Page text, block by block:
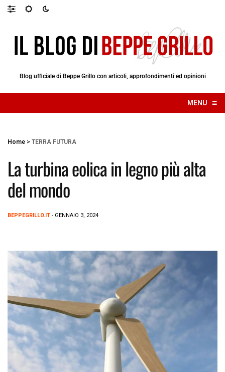
Blog ufficiale di Beppe Grillo con articoli, approfondimenti ed opinioni
MENU ≡
☰
Home > TERRA FUTURA
La turbina eolica in legno più alta
del mondo
BEPPEGRILLO.IT - GENNAIO 3, 2024